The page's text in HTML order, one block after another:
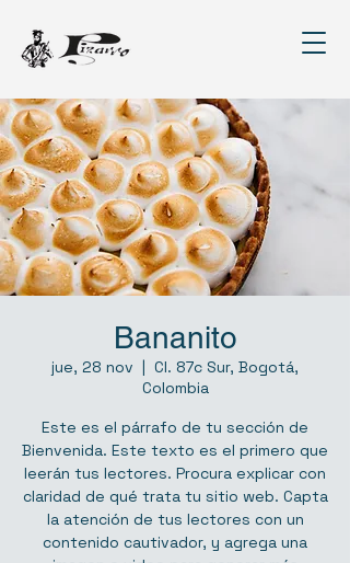
Bananito
jue, 28 nov
  |
Cl. 87c Sur, Bogotá,
Colombia
Este es el párrafo de tu sección de
Bienvenida. Este texto es el primero que
leerán tus lectores. Procura explicar con
claridad de qué trata tu sitio web. Capta
la atención de tus lectores con un
contenido cautivador, y agrega una